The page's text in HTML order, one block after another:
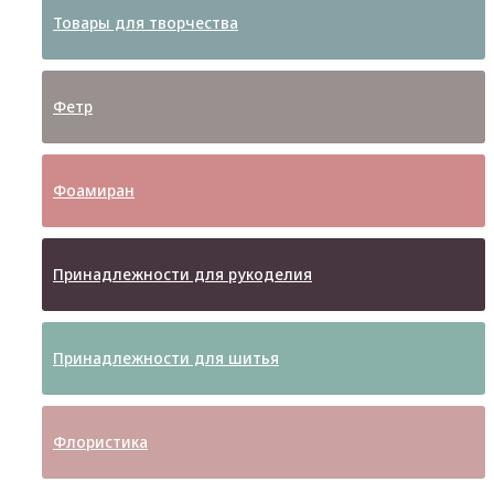
Товары для творчества
Фетр
Фоамиран
Принадлежности для рукоделия
Принадлежности для шитья
Флористика